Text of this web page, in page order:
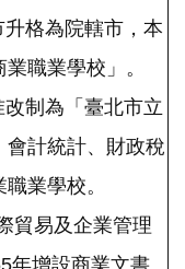
格為院轄市，本
職業學校」。
制為「臺北市立
計統計、財政稅
業學校。
貿易及企業管理